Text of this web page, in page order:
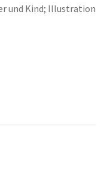
und Kind; Illustration